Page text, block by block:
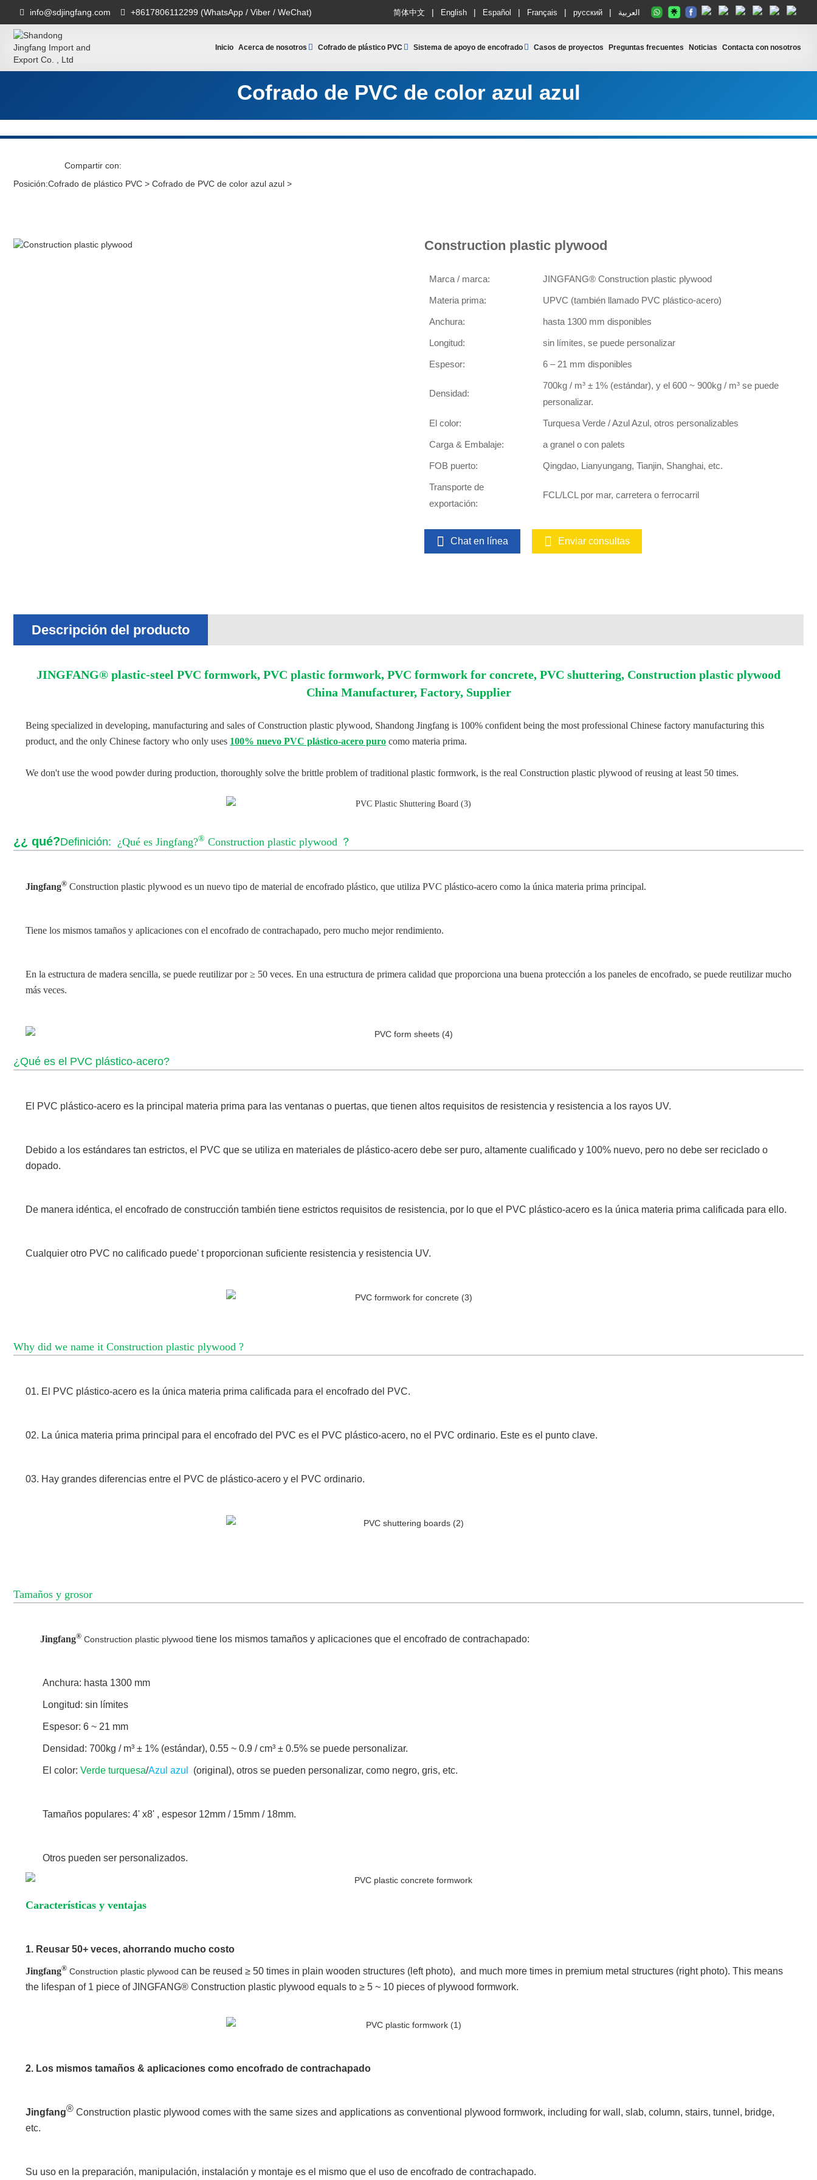
info@sdjingfang.com +8617806112299 (WhatsApp / Viber / WeChat) 简体中文 | English | Español | Français | русский | العربية
Inicio Acerca de nosotros Cofrado de plástico PVC Sistema de apoyo de encofrado Casos de proyectos Preguntas frecuentes Noticias Contacta con nosotros
Cofrado de PVC de color azul azul
Compartir con:
Posición:Cofrado de plástico PVC > Cofrado de PVC de color azul azul >
Construction plastic plywood
Marca / marca: JINGFANG® Construction plastic plywood
Materia prima: UPVC (también llamado PVC plástico-acero)
Anchura: hasta 1300 mm disponibles
Longitud: sin límites, se puede personalizar
Espesor: 6 – 21 mm disponibles
Densidad:
700kg / m³ ± 1% (estándar), y el 600 ~ 900kg / m³ se puede
personalizar.
El color: Turquesa Verde / Azul Azul, otros personalizables
Carga & Embalaje: a granel o con palets
FOB puerto: Qingdao, Lianyungang, Tianjin, Shanghai, etc.
Transporte de
exportación:
FCL/LCL por mar, carretera o ferrocarril
Chat en línea Enviar consultas
Descripción del producto
JINGFANG® plastic-steel PVC formwork, PVC plastic formwork, PVC formwork for concrete, PVC shuttering, Construction plastic plywood
China Manufacturer, Factory, Supplier
Being specialized in developing, manufacturing and sales of Construction plastic plywood, Shandong Jingfang is 100% confident being the most professional Chinese factory manufacturing this
product, and the only Chinese factory who only uses 100% nuevo PVC plástico-acero puro como materia prima.
We don't use the wood powder during production, thoroughly solve the brittle problem of traditional plastic formwork, is the real Construction plastic plywood of reusing at least 50 times.
¿¿ qué?Definición: ¿Qué es Jingfang?® Construction plastic plywood ？
Jingfang® Construction plastic plywood es un nuevo tipo de material de encofrado plástico, que utiliza PVC plástico-acero como la única materia prima principal.
Tiene los mismos tamaños y aplicaciones con el encofrado de contrachapado, pero mucho mejor rendimiento.
En la estructura de madera sencilla, se puede reutilizar por ≥ 50 veces. En una estructura de primera calidad que proporciona una buena protección a los paneles de encofrado, se puede reutilizar mucho
más veces.
¿Qué es el PVC plástico-acero?
El PVC plástico-acero es la principal materia prima para las ventanas o puertas, que tienen altos requisitos de resistencia y resistencia a los rayos UV.
Debido a los estándares tan estrictos, el PVC que se utiliza en materiales de plástico-acero debe ser puro, altamente cualificado y 100% nuevo, pero no debe ser reciclado o
dopado.
De manera idéntica, el encofrado de construcción también tiene estrictos requisitos de resistencia, por lo que el PVC plástico-acero es la única materia prima calificada para ello.
Cualquier otro PVC no calificado puede' t proporcionan suficiente resistencia y resistencia UV.
Why did we name it Construction plastic plywood ?
01. El PVC plástico-acero es la única materia prima calificada para el encofrado del PVC.
02. La única materia prima principal para el encofrado del PVC es el PVC plástico-acero, no el PVC ordinario. Este es el punto clave.
03. Hay grandes diferencias entre el PVC de plástico-acero y el PVC ordinario.
Tamaños y grosor
Jingfang® Construction plastic plywood tiene los mismos tamaños y aplicaciones que el encofrado de contrachapado:
Anchura: hasta 1300 mm
Longitud: sin límites
Espesor: 6 ~ 21 mm
Densidad: 700kg / m³ ± 1% (estándar), 0.55 ~ 0.9 / cm³ ± 0.5% se puede personalizar.
El color: Verde turquesa/Azul azul (original), otros se pueden personalizar, como negro, gris, etc.
Tamaños populares: 4' x8' , espesor 12mm / 15mm / 18mm.
Otros pueden ser personalizados.
Características y ventajas
1. Reusar 50+ veces, ahorrando mucho costo
Jingfang® Construction plastic plywood can be reused ≥ 50 times in plain wooden structures (left photo), and much more times in premium metal structures (right photo). This means
the lifespan of 1 piece of JINGFANG® Construction plastic plywood equals to ≥ 5 ~ 10 pieces of plywood formwork.
2. Los mismos tamaños & aplicaciones como encofrado de contrachapado
Jingfang® Construction plastic plywood comes with the same sizes and applications as conventional plywood formwork, including for wall, slab, column, stairs, tunnel, bridge,
etc.
Su uso en la preparación, manipulación, instalación y montaje es el mismo que el uso de encofrado de contrachapado.